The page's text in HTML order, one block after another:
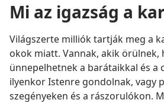
Mi az igazság a
Világszerte milliók tartják meg a
okok miatt. Vannak, akik örülnek,
ünnepelhetnek a barátaikkal és a
ilyenkor Istenre gondolnak, vagy
szegényeken és a rászorulókon.